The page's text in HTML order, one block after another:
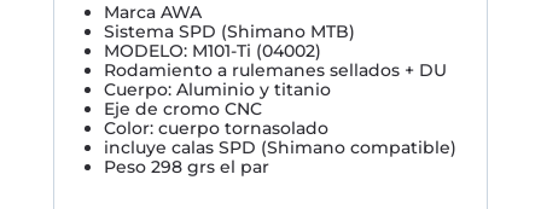
Marca AWA
Sistema SPD (Shimano MTB)
MODELO: M101-Ti (04002)
Rodamiento a rulemanes sellados + DU
Cuerpo: Aluminio y titanio
Eje de cromo CNC
Color: cuerpo tornasolado
incluye calas SPD (Shimano compatible)
Peso 298 grs el par